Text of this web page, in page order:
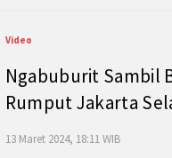
Video
Ngabuburit Sambil
Rumput Jakarta
13 Maret 2024, 18:11 WIB